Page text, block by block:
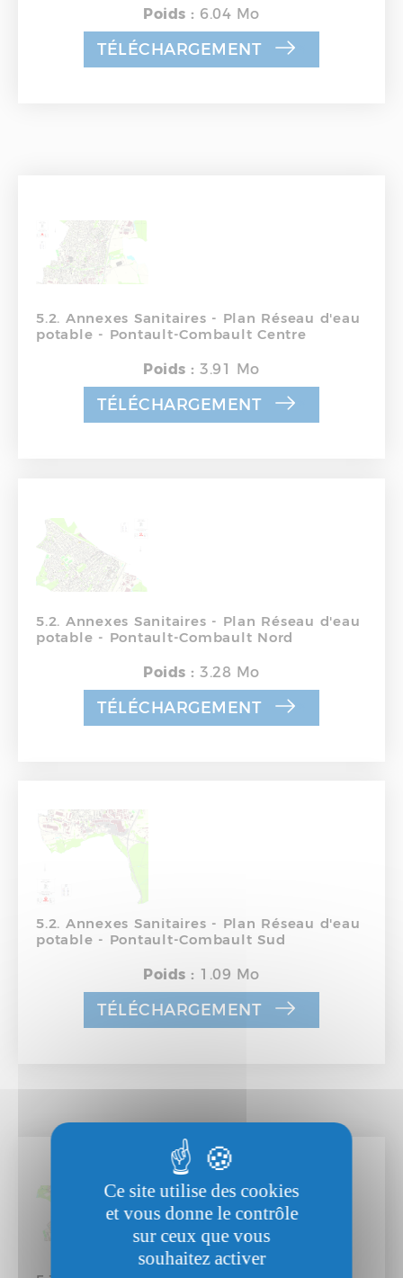
Poids : 6.04 Mo
TÉLÉCHARGEMENT
5.2. Annexes Sanitaires - Plan Réseau d'eau
potable - Pontault-Combault Centre
Poids :3.91 Mo
TÉLÉCHARGEMENT
5.2. Annexes Sanitaires - Plan Réseau d'eau
potable - Pontault-Combault Nord
Poids :3.28 Mo
TÉLÉCHARGEMENT
5.2. Annexes Sanitaires - Plan Réseau d'eau
potable - Pontault-Combault Sud
Poids : 1.09 Mo
TÉLÉCHARGEMENT
Ce site utilise des cookies
et vous donne le contrôle
sur ceux que vous
souhaitez activer